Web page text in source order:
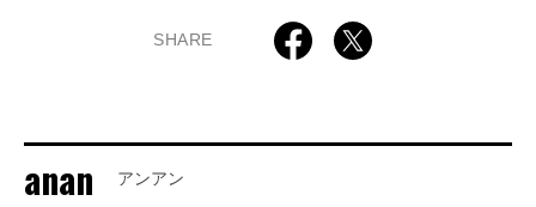
SHARE
anan アンアン